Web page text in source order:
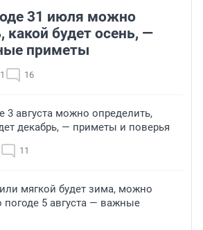
31 июля можно
какой будет осень, —
приметы
16
3 августа можно определить,
декабрь, — приметы и поверья
11
мягкой будет зима, можно
погоде 5 августа — важные